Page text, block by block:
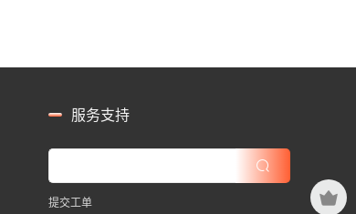
服务支持
提交工单